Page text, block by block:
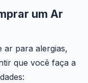
um Ar
ar para alergias,
que você faça a